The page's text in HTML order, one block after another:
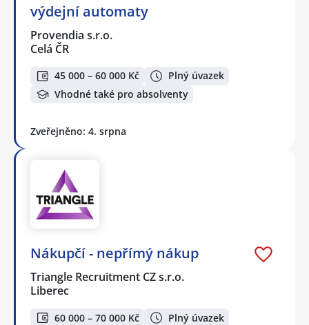
výdejní automaty
Provendia s.r.o.
Celá ČR
45 000 – 60 000 Kč
Plný úvazek
Vhodné také pro absolventy
Zveřejněno: 4. srpna
Nákupčí - nepřímý nákup
Triangle Recruitment CZ s.r.o.
Liberec
60 000 – 70 000 Kč Plný úvazek